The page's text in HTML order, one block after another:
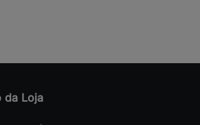
da Loja